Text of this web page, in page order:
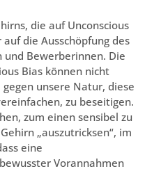
die auf Unconscious
die Ausschöpfung des
Bewerberinnen. Die
Bias können nicht
unsere Natur, diese
zu beseitigen.
zum einen sensibel zu
„auszutricksen“, im
eine
Vorannahmen